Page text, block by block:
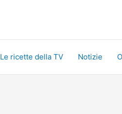
Le ricette della TV Notizie